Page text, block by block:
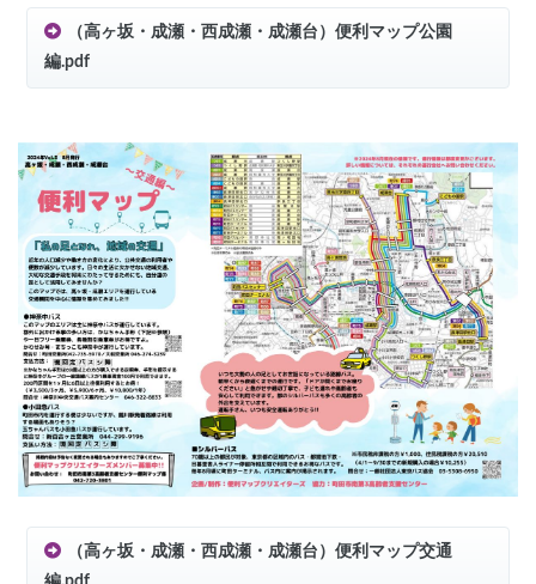
（高ヶ坂・成瀬・西成瀬・成瀬台）便利マップ公園
編.pdf
（高ヶ坂・成瀬・西成瀬・成瀬台）便利マップ交通